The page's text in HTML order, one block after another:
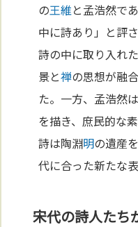
の王維と孟浩然であ
中に詩あり」と評
詩の中に取り入れ
景と禅の思想が融
た。一方、孟浩然
を描き、庶民的な
詩は陶淵明の遺産
代に合った新たな
宋代の詩人たち